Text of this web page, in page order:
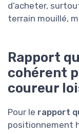
d’acheter,
terrain mouillé,
Rapport
cohérent
coureur
Pour le rapport
positionnement